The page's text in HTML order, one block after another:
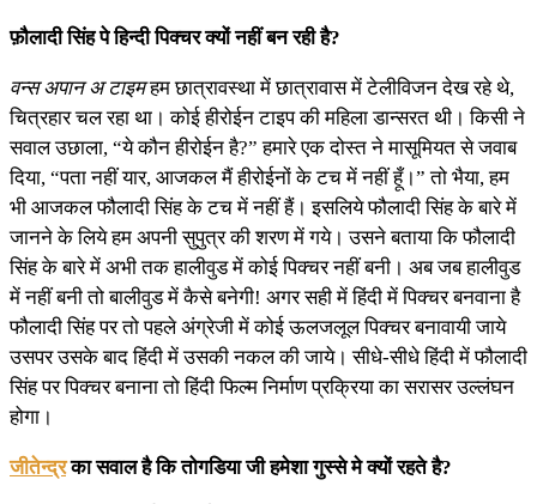
फ़ौलादी सिंह पे हिन्दी पिक्चर क्यों नहीं बन रही है?
वन्स अपान अ टाइमहम छात्रावस्था में छात्रावास में टेलीविजन देख रहे थे,
चित्रहार चल रहा था। कोई हीरोईन टाइप की महिला डान्सरत थी। किसी ने
सवाल उछाला, “ये कौन हीरोईन है?” हमारे एक दोस्त ने मासूमियत से जवाब
दिया, “पता नहीं यार, आजकल मैं हीरोईनों के टच में नहीं हूँ।” तो भैया, हम
भी आजकल फौलादी सिंह के टच में नहीं हैं। इसलिये फौलादी सिंह के बारे में
जानने के लिये हम अपनी सुपुत्र की शरण में गये। उसने बताया कि फौलादी
सिंह के बारे में अभी तक हालीवुड में कोई पिक्चर नहीं बनी। अब जब हालीवुड
में नहीं बनी तो बालीवुड में कैसे बनेगी! अगर सही में हिंदी में पिक्चर बनवाना है
फौलादी सिंह पर तो पहले अंग्रेजी में कोई ऊलजलूल पिक्चर बनावायी जाये
उसपर उसके बाद हिंदी में उसकी नकल की जाये। सीधे-सीधे हिंदी में फौलादी
सिंह पर पिक्चर बनाना तो हिंदी फिल्म निर्माण प्रक्रिया का सरासर उल्लंघन
होगा।
जीतेन्द्रका सवाल है कि तोगडिया जी हमेशा गुस्से मे क्यों रहते है?